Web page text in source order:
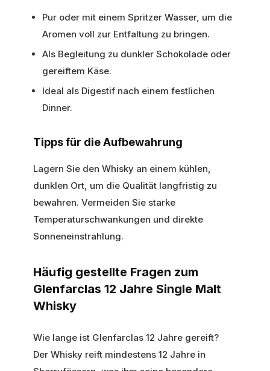
Pur oder mit einem Spritzer Wasser, um die
Aromen voll zur Entfaltung zu bringen.
Als Begleitung zu dunkler Schokolade oder
gereiftem Käse.
Ideal als Digestif nach einem festlichen
Dinner.
Tipps für die Aufbewahrung
Lagern Sie den Whisky an einem kühlen,
dunklen Ort, um die Qualität langfristig zu
bewahren. Vermeiden Sie starke
Temperaturschwankungen und direkte
Sonneneinstrahlung.
Häufig gestellte Fragen zum
Glenfarclas 12 Jahre Single Malt
Whisky
Wie lange ist Glenfarclas 12 Jahre gereift?
Der Whisky reift mindestens 12 Jahre in